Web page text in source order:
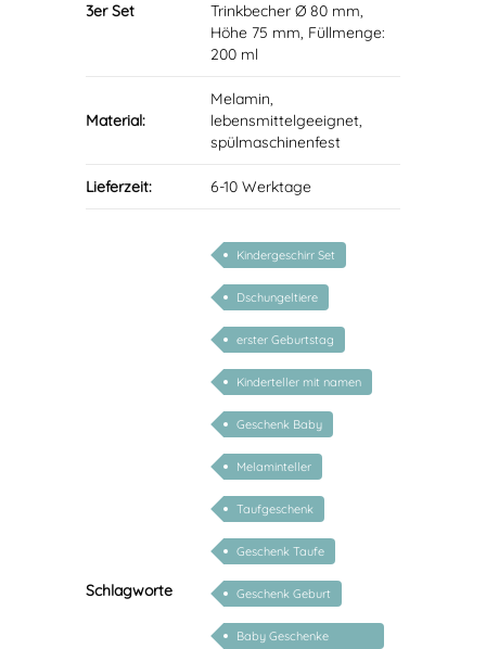
3er Set
Trinkbecher Ø 80 mm,
Höhe 75 mm, Füllmenge:
200 ml
Material:
Melamin,
lebensmittelgeeignet,
spülmaschinenfest
Lieferzeit: 6-10 Werktage
Schlagworte
Kindergeschirr Set
Dschungeltiere
erster Geburtstag
Kinderteller mit namen
Geschenk Baby
Melaminteller
Taufgeschenk
Geschenk Taufe
Geschenk Geburt
Baby Geschenke